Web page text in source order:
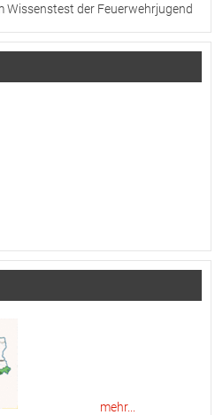
Wissenstest der Feuerwehrjugend
mehr...